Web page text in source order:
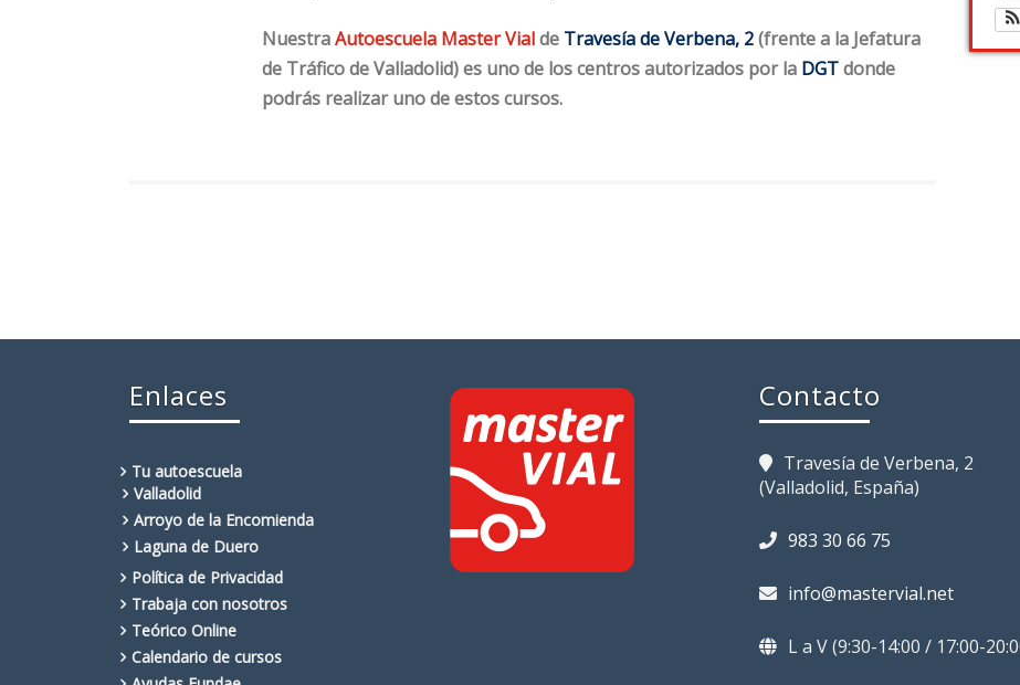
NuestraAutoescuela Master Vialde Travesía de Verbena, 2(frente a la Jefatura
de Tráfico de Valladolid) es uno de los centros autorizados por la DGTdonde
podrás realizar uno de estos cursos.
Enlaces
Tu autoescuela
Valladolid
Arroyo de la Encomienda
Laguna de Duero
Política de Privacidad
Trabaja con nosotros
Teórico Online
Calendario de cursos
Contacto
Travesía de Verbena, 2
(Valladolid, España)
983 30 66 75
info@mastervial.net
L a V (9:30-14:00 / 17:00-